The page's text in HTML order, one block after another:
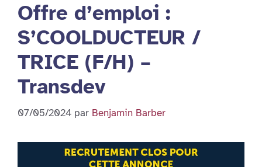
Offre d’emploi :
S’COOLDUCTEUR /
TRICE (F/H) –
Transdev
07/05/2024 par Benjamin Barber